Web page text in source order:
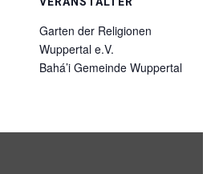
Garten der Religionen
Wuppertal e.V.
Bahá’i Gemeinde Wuppertal